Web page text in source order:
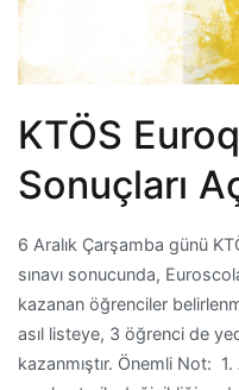
KTÖS
Sonuçları
6 Aralık Çarşamba günü
sınavı sonucunda,
kazanan öğrenciler
asıl listeye, 3 öğrenci de
kazanmıştır. Önemli Not: